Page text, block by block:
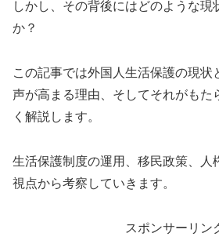
しかし、その背後にはどのような現
か？
この記事では外国人生活保護の現状
声が高まる理由、そしてそれがもた
く解説します。
生活保護制度の運用、移民政策、人
視点から考察していきます。
スポンサーリン